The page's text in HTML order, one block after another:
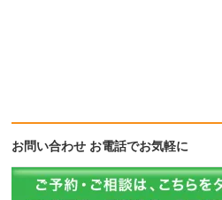
お問い合わせ お電話でお気軽に